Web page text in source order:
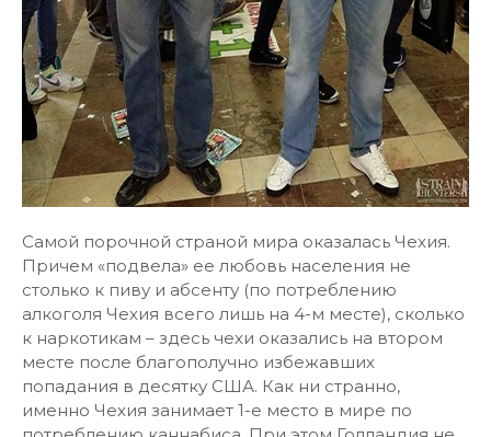
Самой порочной страной мира оказалась Чехия.
Причем «подвела» ее любовь населения не
столько к пиву и абсенту (по потреблению
алкоголя Чехия всего лишь на 4-м месте), сколько
к наркотикам – здесь чехи оказались на втором
месте после благополучно избежавших
попадания в десятку США. Как ни странно,
именно Чехия занимает 1-е место в мире по